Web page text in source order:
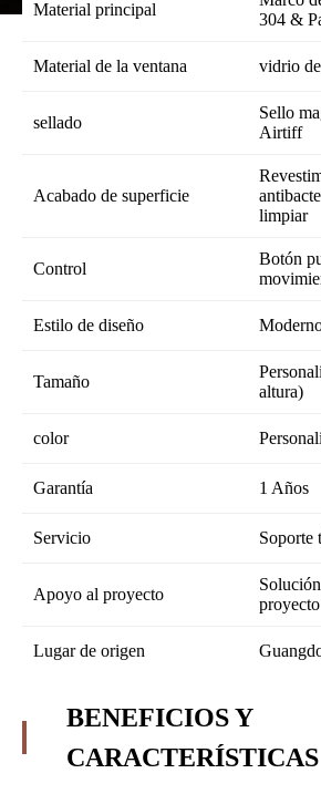
Material principal
304 &
Material de la ventana vidrio
sellado
Sello
Airtiff
Acabado de superficie
limpiar
Control
Botón
Estilo de diseño
Tamaño
altura)
color
Garantía 1 Años
Servicio Soporte
Apoyo al proyecto
Lugar de origen
BENEFICIOS Y
CARACTERÍSTICAS